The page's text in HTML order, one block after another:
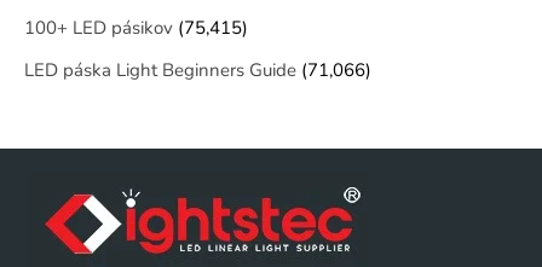
100+ LED pásikov (75,415)
LED páska Light Beginners Guide (71,066)